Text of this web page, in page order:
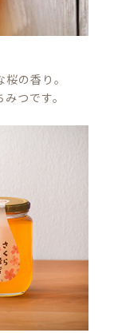
の香り。
つです。